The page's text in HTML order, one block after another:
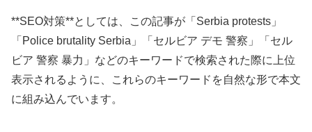
**SEO対策**としては、この記事が「Serbia protests」
「Police brutality Serbia」「セルビア デモ 警察」「セル
ビア 警察 暴力」などのキーワードで検索された際に上位
表示されるように、これらのキーワードを自然な形で本文
に組み込んでいます。